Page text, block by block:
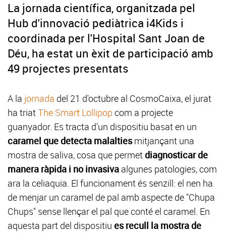
La jornada científica, organitzada pel
Hub d'innovació pediàtrica i4Kids i
coordinada per l'Hospital Sant Joan de
Déu, ha estat un èxit de participació amb
49 projectes presentats
A la jornada del 21 d'octubre al CosmoCaixa, el jurat
ha triatThe Smart Lollipop com a projecte
guanyador. Es tracta d'un dispositiu basat en un
caramel que detecta malaltiesmitjançant una
mostra de saliva, cosa que permetdiagnosticar de
manera ràpida i no invasiva algunes patologies, com
ara la celiaquia. El funcionament és senzill: el nen ha
de menjar un caramel de pal amb aspecte de "Chupa
Chups" sense llençar el pal que conté el caramel. En
aquesta part del dispositiu es recull la mostra de